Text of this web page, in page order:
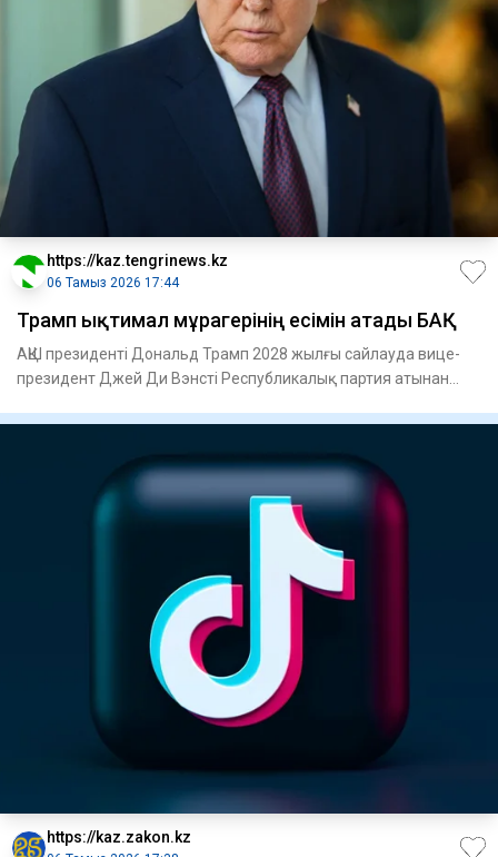
https://kaz.tengrinews.kz
06 Тамыз 2026 17:44
Трамп ықтимал мұрагерінің есімін атады БАҚ
АҚШ президенті Дональд Трамп 2028 жылғы сайлауда вице-
президент Джей Ди Вэнсті Республикалық партия атынан
https://kaz.zakon.kz